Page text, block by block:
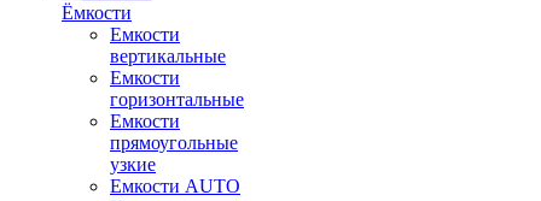
Ёмкости
Емкости
вертикальные
Емкости
горизонтальные
Емкости
прямоугольные
узкие
Емкости АUТО